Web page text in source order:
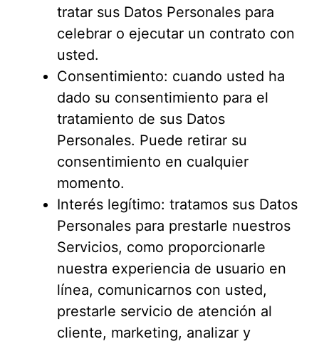
tratar sus Datos Personales para
celebrar o ejecutar un contrato con
usted.
Consentimiento: cuando usted ha
dado su consentimiento para el
tratamiento de sus Datos
Personales. Puede retirar su
consentimiento en cualquier
momento.
Interés legítimo: tratamos sus Datos
Personales para prestarle nuestros
Servicios, como proporcionarle
nuestra experiencia de usuario en
línea, comunicarnos con usted,
prestarle servicio de atención al
cliente, marketing, analizar y